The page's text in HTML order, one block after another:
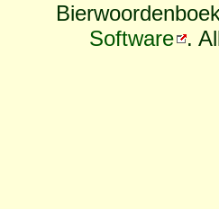
Software .